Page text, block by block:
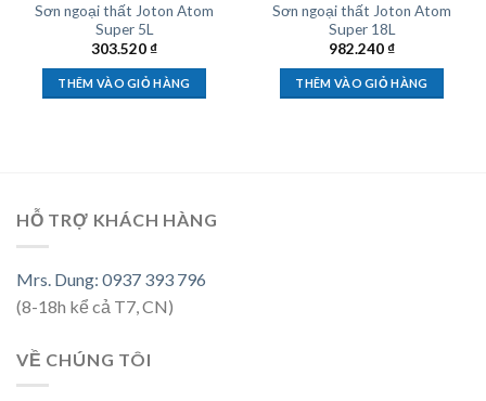
Sơn ngoại thất Joton Atom
Super 5L
303.520₫
THÊM VÀO GIỎ HÀNG
Sơn ngoại thất Joton Atom
Super 18L
982.240₫
THÊM VÀO GIỎ HÀNG
HỖ TRỢ KHÁCH HÀNG
Mrs. Dung: 0937 393 796
(8-18h kể cả T7, CN)
VỀ CHÚNG TÔI